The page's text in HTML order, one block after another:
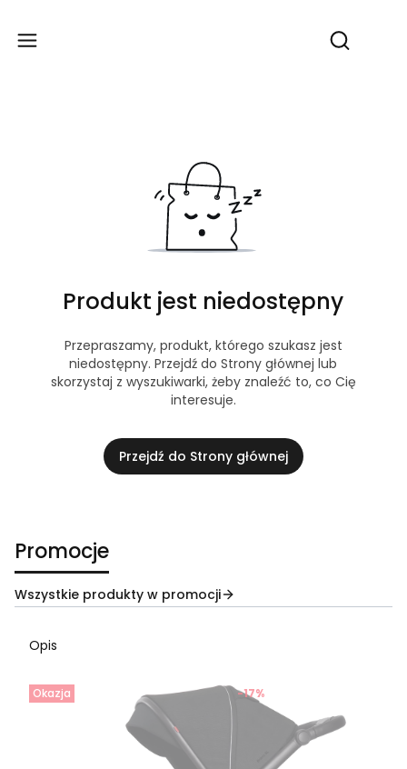
Otwórz
Produkt jest niedostępny
Przepraszamy, produkt, którego szukasz jest
niedostępny. Przejdź do Strony głównej lub
skorzystaj z wyszukiwarki, żeby znaleźć to, co Cię
interesuje.
Przejdź do Strony głównej
Promocje
Wszystkie produkty w promocji
Opis
Okazja -17%